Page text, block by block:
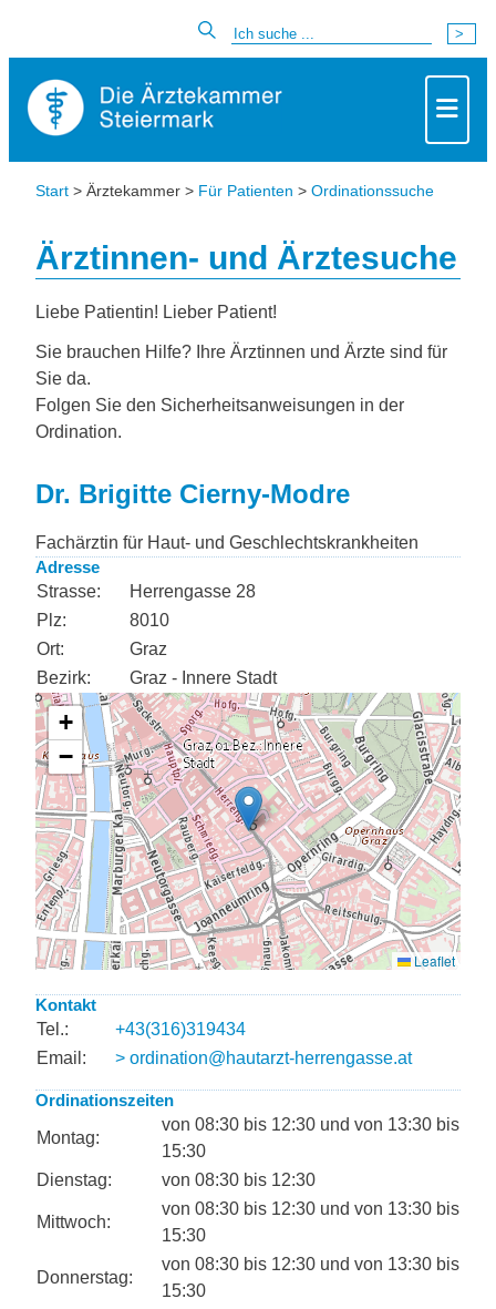
Start > Ärztekammer > Für Patienten > Ordinationssuche
Ärztinnen- und Ärztesuche
Liebe Patientin! Lieber Patient!
Sie brauchen Hilfe? Ihre Ärztinnen und Ärzte sind für
Sie da.
Folgen Sie den Sicherheitsanweisungen in der
Ordination.
Dr. Brigitte Cierny-Modre
Fachärztin für Haut- und Geschlechtskrankheiten
Adresse
Strasse:
Herrengasse 28
Plz:
8010
Ort:
Graz
Bezirk:
Graz - Innere Stadt
Kontakt
Tel.:
+43(316)319434
Email:
> ordination@hautarzt-herrengasse.at
Ordinationszeiten
Montag:
von 08:30 bis 12:30 und von 13:30 bis
15:30
Dienstag:
von 08:30 bis 12:30
Mittwoch:
von 08:30 bis 12:30 und von 13:30 bis
15:30
Donnerstag:
von 08:30 bis 12:30 und von 13:30 bis
15:30